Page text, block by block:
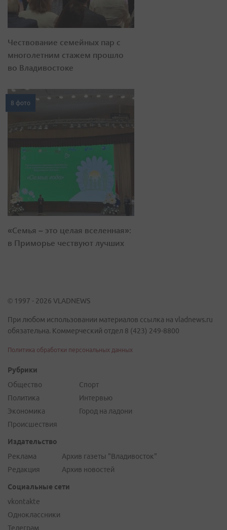
Чествование семейных пар с
многолетним стажем прошло
во Владивостоке
8 фото
«Семья – это целая вселенная»:
в Приморье чествуют лучших
© 1997 - 2026 VLADNEWS
При любом использовании материалов ссылка на vladnews.ru
обязательна. Коммерческий отдел 8 (423) 249-8800
Политика обработки персональных данных
Рубрики
Общество
Политика
Экономика
Происшествия
Спорт
Интервью
Город на ладони
Издательство
Реклама
Редакция
Архив газеты "Владивосток"
Архив новостей
Социальные сети
vkontakte
Одноклассники
Телеграм